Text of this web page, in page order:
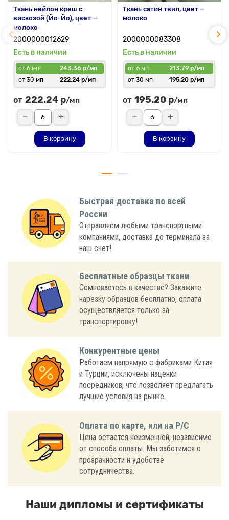
Ткань нейлон креш с
вискозой (Йо-Йо), цвет —
молоко
2000000012629
Есть в наличии
от 6 мп
243.36 р/мп
от 30 мп
222.24 р/мп
от 222.24 р/мп
В корзину
Ткань сатин твил, цвет —
молоко
2000000083308
Есть в наличии
от 6 мп
213.79 р/мп
от 30 мп
195.20 р/мп
от 195.20 р/мп
В корзину
Быстрая доставка по всей
России
Отправляем любыми транспортными
компаниями, доставка до терминала за
наш счет!
Бесплатные образцы ткани
Сомневаетесь в качестве? Закажите
нарезку образцов бесплатно, оплата
осуществляется только за
транспортировку!
Конкурентные цены
Работаем напрямую с фабриками Китая
и Турции, исключены наценки
посредников, что позволяет предлагать
лучшие условия на рынке.
Оплата по карте, или на Р/С
Цена остается неизменной, независимо
от способа оплаты. Мы заботимся о
прозрачности и удобстве
сотрудничества.
Наши дипломы и сертификаты